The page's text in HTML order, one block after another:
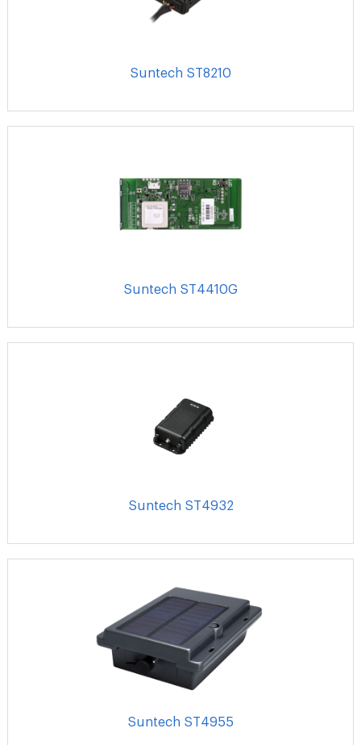
Suntech ST8210
Suntech ST4410G
Suntech ST4932
Suntech ST4955